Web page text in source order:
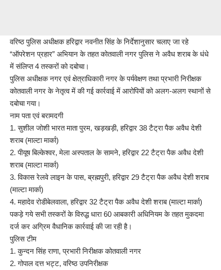
वरिष्ठ पुलिस अधीक्षक हरिद्वार नवनीत सिंह के निर्देशानुसार चलाए जा रहे
“ऑपरेशन प्रहार” अभियान के तहत कोतवाली नगर पुलिस ने अवैध शराब के धंधे
में संलिप्त 4 तस्करों को दबोचा।
पुलिस अधीक्षक नगर एवं क्षेत्राधिकारी नगर के पर्यवेक्षण तथा प्रभारी निरीक्षक
कोतवाली नगर के नेतृत्व में की गई कार्रवाई में आरोपियों को अलग-अलग स्थानों से
दबोचा गया।
नाम पता एवं बरामदगी
1. सुशील जोशी भारत माता पुरम, खड़खड़ी, हरिद्वार 38 टैट्रा पैक अवैध देशी
शराब (माल्टा मार्का)
2. ⁠पीयूष बिल्केश्वर, मेला अस्पताल के सामने, हरिद्वार 22 टैट्रा पैक अवैध देशी
शराब (माल्टा मार्का)
3. ⁠विकास रेलवे लाइन के पास, ब्रह्मपुरी, हरिद्वार 29 टैट्रा पैक अवैध देशी शराब
(माल्टा मार्का)
4. ⁠महादेव रोडीबेलवाला, हरिद्वार 32 टैट्रा पैक अवैध देशी शराब (माल्टा मार्का)
पकड़े गये सभी तस्करों के विरुद्ध धारा 60 आबकारी अधिनियम के तहत मुकदमा
दर्ज कर अग्रिम वैधानिक कार्रवाई की जा रही है।
पुलिस टीम
1. कुन्दन सिंह राणा, प्रभारी निरीक्षक कोतवाली नगर
2. ⁠गोपाल दत्त भट्ट, वरिष्ठ उपनिरीक्षक